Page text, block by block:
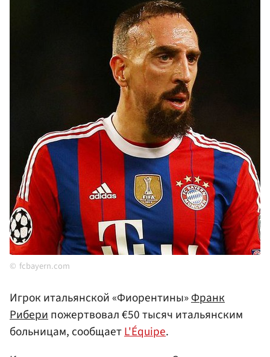
fcbayern.com
Игрок итальянской «Фиорентины»Франк
Риберипожертвовал €50 тысяч итальянским
больницам, сообщаетL'Équipe.